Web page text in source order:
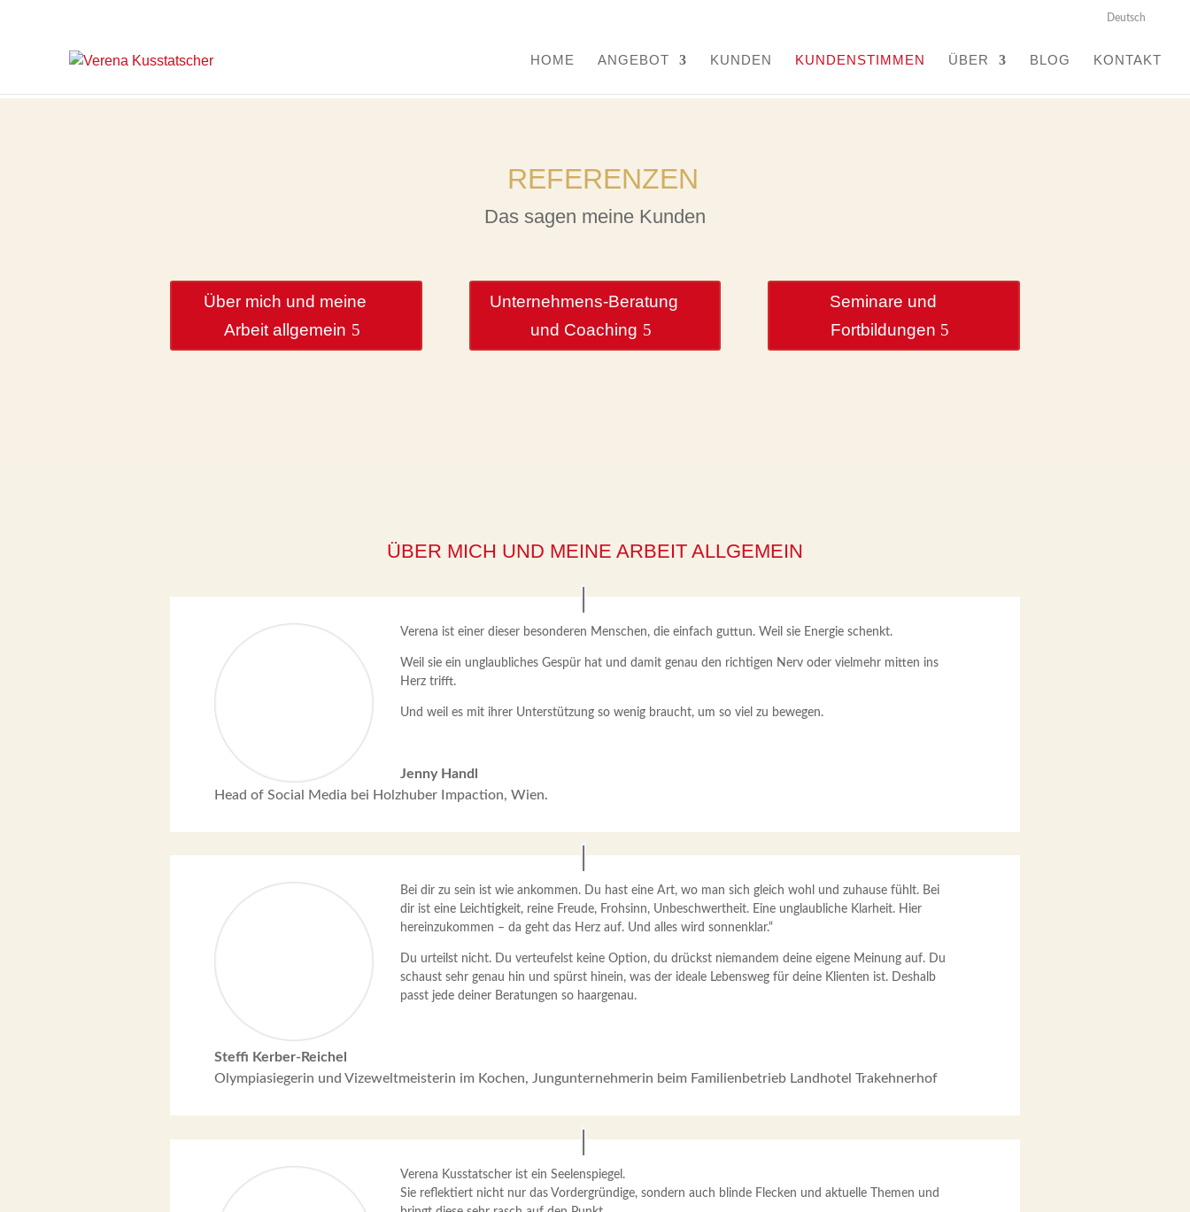
Deutsch
HOME ANGEBOT KUNDEN KUNDENSTIMMEN ÜBER BLOG KONTAKT
REFERENZEN
Das sagen meine Kunden
Über mich und meine
Arbeit allgemein
Unternehmens-Beratung
und Coaching
Seminare und
Fortbildungen
ÜBER MICH UND MEINE ARBEIT ALLGEMEIN
Verena ist einer dieser besonderen Menschen, die einfach guttun. Weil sie Energie schenkt.
Weil sie ein unglaubliches Gespür hat und damit genau den richtigen Nerv oder vielmehr mitten ins
Herz trifft.
Und weil es mit ihrer Unterstützung so wenig braucht, um so viel zu bewegen.
Jenny Handl
Head of Social Media bei Holzhuber Impaction, Wien.
Bei dir zu sein ist wie ankommen. Du hast eine Art, wo man sich gleich wohl und zuhause fühlt. Bei
dir ist eine Leichtigkeit, reine Freude, Frohsinn, Unbeschwertheit. Eine unglaubliche Klarheit. Hier
hereinzukommen – da geht das Herz auf. Und alles wird sonnenklar.“
Du urteilst nicht. Du verteufelst keine Option, du drückst niemandem deine eigene Meinung auf. Du
schaust sehr genau hin und spürst hinein, was der ideale Lebensweg für deine Klienten ist. Deshalb
passt jede deiner Beratungen so haargenau.
Steffi Kerber-Reichel
Olympiasiegerin und Vizeweltmeisterin im Kochen, Jungunternehmerin beim Familienbetrieb Landhotel Trakehnerhof
Verena Kusstatscher ist ein Seelenspiegel.
Sie reflektiert nicht nur das Vordergründige, sondern auch blinde Flecken und aktuelle Themen und